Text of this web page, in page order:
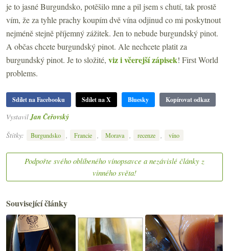
je to jasné Burgundsko, potěšilo mne a pil jsem s chutí, tak prostě
vím, že za tyhle prachy koupím dvě vína odjinud co mi poskytnout
nejméně stejně příjemný zážitek. Jen to nebude burgundský pinot.
A občas chcete burgundský pinot. Ale nechcete platit za
burgundský pinot. Je to složité, viz i včerejší zápisek! First World
problems.
Sdílet na Facebooku Sdílet na X Bluesky Kopírovat odkaz
Vystavil Jan Čeřovský
Štítky:
Burgundsko , Francie , Morava , recenze , víno
Podpořte svého oblíbeného vínopsavce a nezávislé články z
vinného světa!
Související články